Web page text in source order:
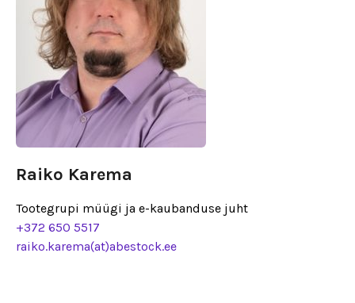
Raiko Karema
Tootegrupi müügi ja e-kaubanduse juht
+372 650 5517
raiko.karema(at)abestock.ee